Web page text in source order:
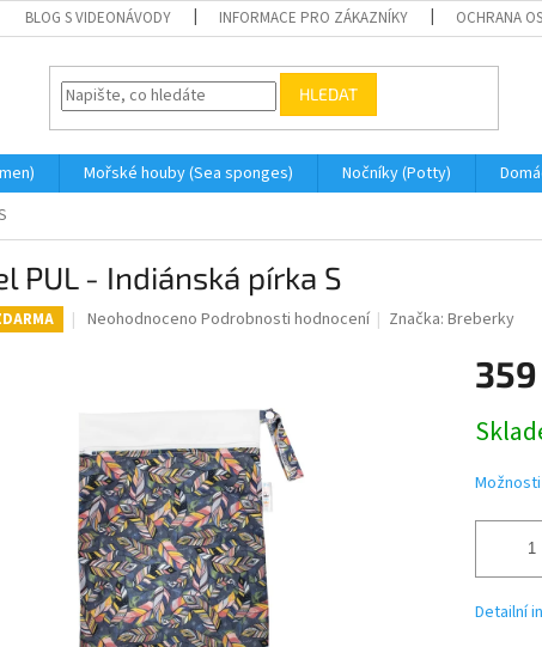
BLOG S VIDEONÁVODY INFORMACE PRO ZÁKAZNÍKY OCHRANA
HLEDAT
Mořské houby (Sea sponges) Nočníky (Potty)
PUL - Indiánská pírka S
Průměrné
5
hvězdiček.
Neohodnoceno Podrobnosti hodnocení Značka:Breberky
cena:
Detailní